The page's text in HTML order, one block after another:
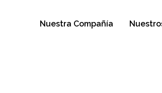
Nuestra Compañía